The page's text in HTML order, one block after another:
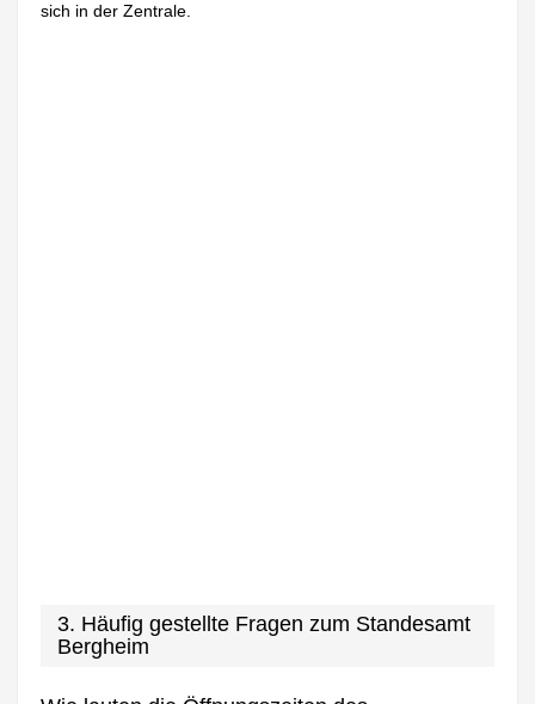
sich in der Zentrale.
3. Häufig gestellte Fragen zum Standesamt
Bergheim